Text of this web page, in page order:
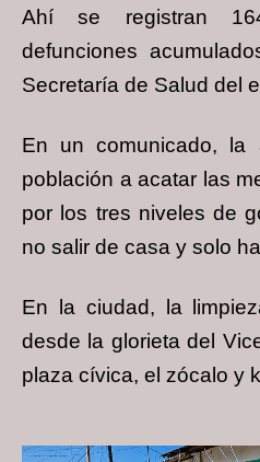
Ahí se registran
defunciones
Secretaría de Salud del
En un comunicado, la
población a acatar las
por los tres niveles de
no salir de casa y solo
En la ciudad, la
desde la glorieta del
plaza cívica, el zócalo y